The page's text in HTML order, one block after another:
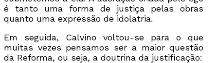
é tanto uma forma de justiça pelas obras
quanto uma expressão de idolatria.
Em seguida, Calvino voltou-se para o que
muitas vezes pensamos ser a maior questão
da Reforma, ou seja, a doutrina da justificação: